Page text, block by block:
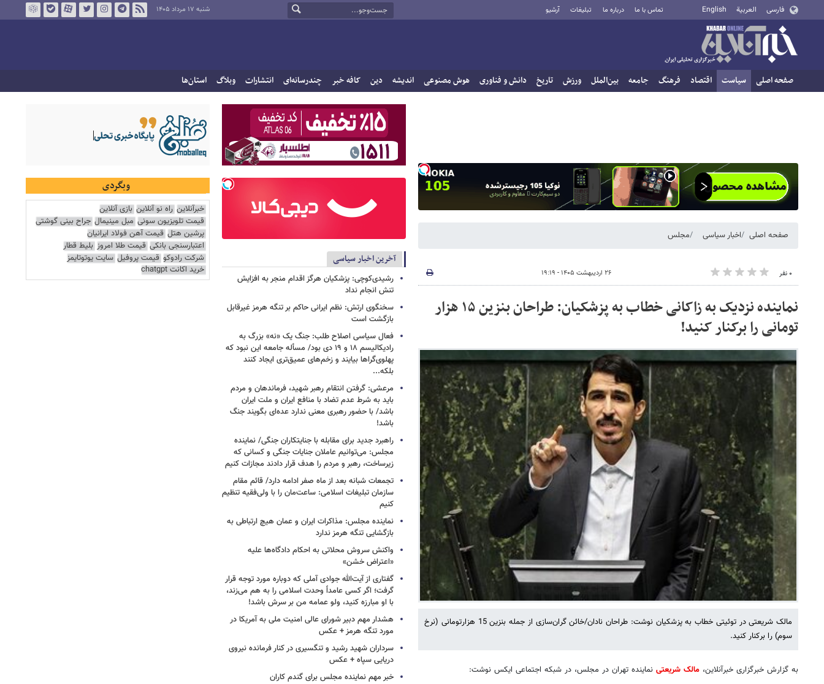
فارسی العربية English تماس با ما درباره ما تبلیغات آرشیو شنبه ۱۷ مرداد ۱۴۰۵
صفحه اصلی سیاست اقتصاد فرهنگ جامعه بین‌الملل ورزش تاریخ دانش و فناوری هوش مصنوعی اندیشه دین کافه خبر چندرسانه‌ای انتشارات وبلاگ استان‌ها
صفحه اصلی اخبار سیاسی مجلس
۰ نفر ۲۶ اردیبهشت ۱۴۰۵ - ۱۹:۱۹
نماینده نزدیک به زاکانی خطاب به پزشکیان: طراحان بنزین ۱۵ هزار
تومانی را برکنار کنید!
مالک شریعتی در توئیتی خطاب به پزشکیان نوشت: طراحان نادان/خائن گران‌سازی از جمله بنزین 15 هزارتومانی (نرخ
سوم) را برکنار کنید.
به گزارش خبرگزاری خبرآنلاین، مالک شریعتی نماینده تهران در مجلس، در شبکه اجتماعی ایکس نوشت:
آخرین اخبار سیاسی
رشیدی‌کوچی: پزشکیان هرگز اقدام منجر به افزایش
تنش انجام نداد
سخنگوی ارتش: نظم ایرانی حاکم بر تنگه هرمز غیرقابل
بازگشت است
فعال سیاسی اصلاح طلب: جنگ یک «نه» بزرگ به
رادیکالیسم ۱۸ و ۱۹ دی بود/ مسأله جامعه این نبود که
پهلوی‌گراها بیایند و زخم‌های عمیق‌تری ایجاد کنند
بلکه...
مرعشی: گرفتن انتقام رهبر شهید، فرماندهان و مردم
باید به شرط عدم تضاد با منافع ایران و ملت ایران
باشد/ با حضور رهبری معنی ندارد عده‌ای بگویند جنگ
باشد!
راهبرد جدید برای مقابله با جنایتکاران جنگی/ نماینده
مجلس: می‌توانیم عاملان جنایات جنگی و کسانی که
زیرساخت‌، رهبر و مردم را هدف قرار دادند مجازات کنیم
تجمعات شبانه بعد از ماه صفر ادامه دارد/ قائم مقام
سازمان تبلیغات اسلامی: ساعت‌مان را با ولی‌فقیه تنظیم‌
کنیم
نماینده مجلس: مذاکرات ایران و عمان هیچ ارتباطی به
بازگشایی تنگه هرمز ندارد
واکنش سروش محلاتی به احکام دادگاه‌ها علیه
«اعتراض خشن»
گفتاری از آیت‌الله جوادی آملی که دوباره مورد توجه قرار
گرفت؛ اگر کسی عامداً وحدت اسلامی را به هم می‌زند،
با او مبارزه کنید، ولو عمامه من بر سرش باشد!
هشدار مهم دبیر شورای عالی امنیت ملی به آمریکا در
مورد تنگه هرمز + عکس
سرداران شهید رشید و تنگسیری در کنار فرمانده نیروی
دریایی سپاه + عکس
خبر مهم نماینده مجلس برای گندم کاران
وبگردی
خبرآنلاین راه نو آنلاین بازی آنلاین
قیمت تلویزیون سونی مبل مینیمال جراح بینی گوشتی
پرشین هتل قیمت آهن فولاد ایرانیان
اعتبارسنجی بانکی قیمت طلا امروز بلیط قطار
شرکت رادوکو قیمت پروفیل سایت یوتوتایمز
خرید اکانت chatgpt